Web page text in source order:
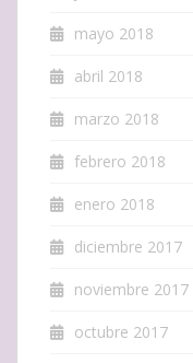
mayo 2018
abril 2018
marzo 2018
febrero 2018
enero 2018
diciembre 2017
noviembre 2017
octubre 2017